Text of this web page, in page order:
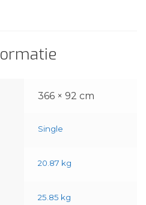
366 × 92 cm
Single
20.87 kg
25.85 kg